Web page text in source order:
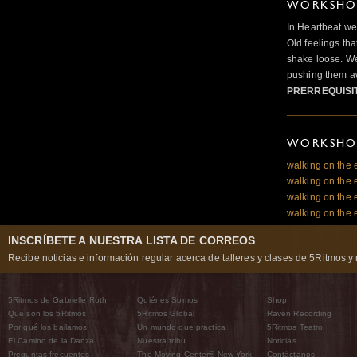
In Heartbeat
Old feelings
shake loose.
pushing them
walking on the
walking on the
walking on the
walking on the
INSCRÍBETE A NUESTRA LISTA DE CORREOS
Recibe noticias e información regular acerca de talleres y clases de 5Ritmos y
5Ritmos de Gabrielle Roth
Qué son los 5Ritmos
Por qué los bailamos
El Camino de la Danza
Preguntas frecuentes
Quiénes Somos
5Ritmos Global
Un mundo que practica
Nuestra tribu
The Moving Center® New York
Shop
Raven Recording
5Ritmos Teatro
Noticias
Contáctanos